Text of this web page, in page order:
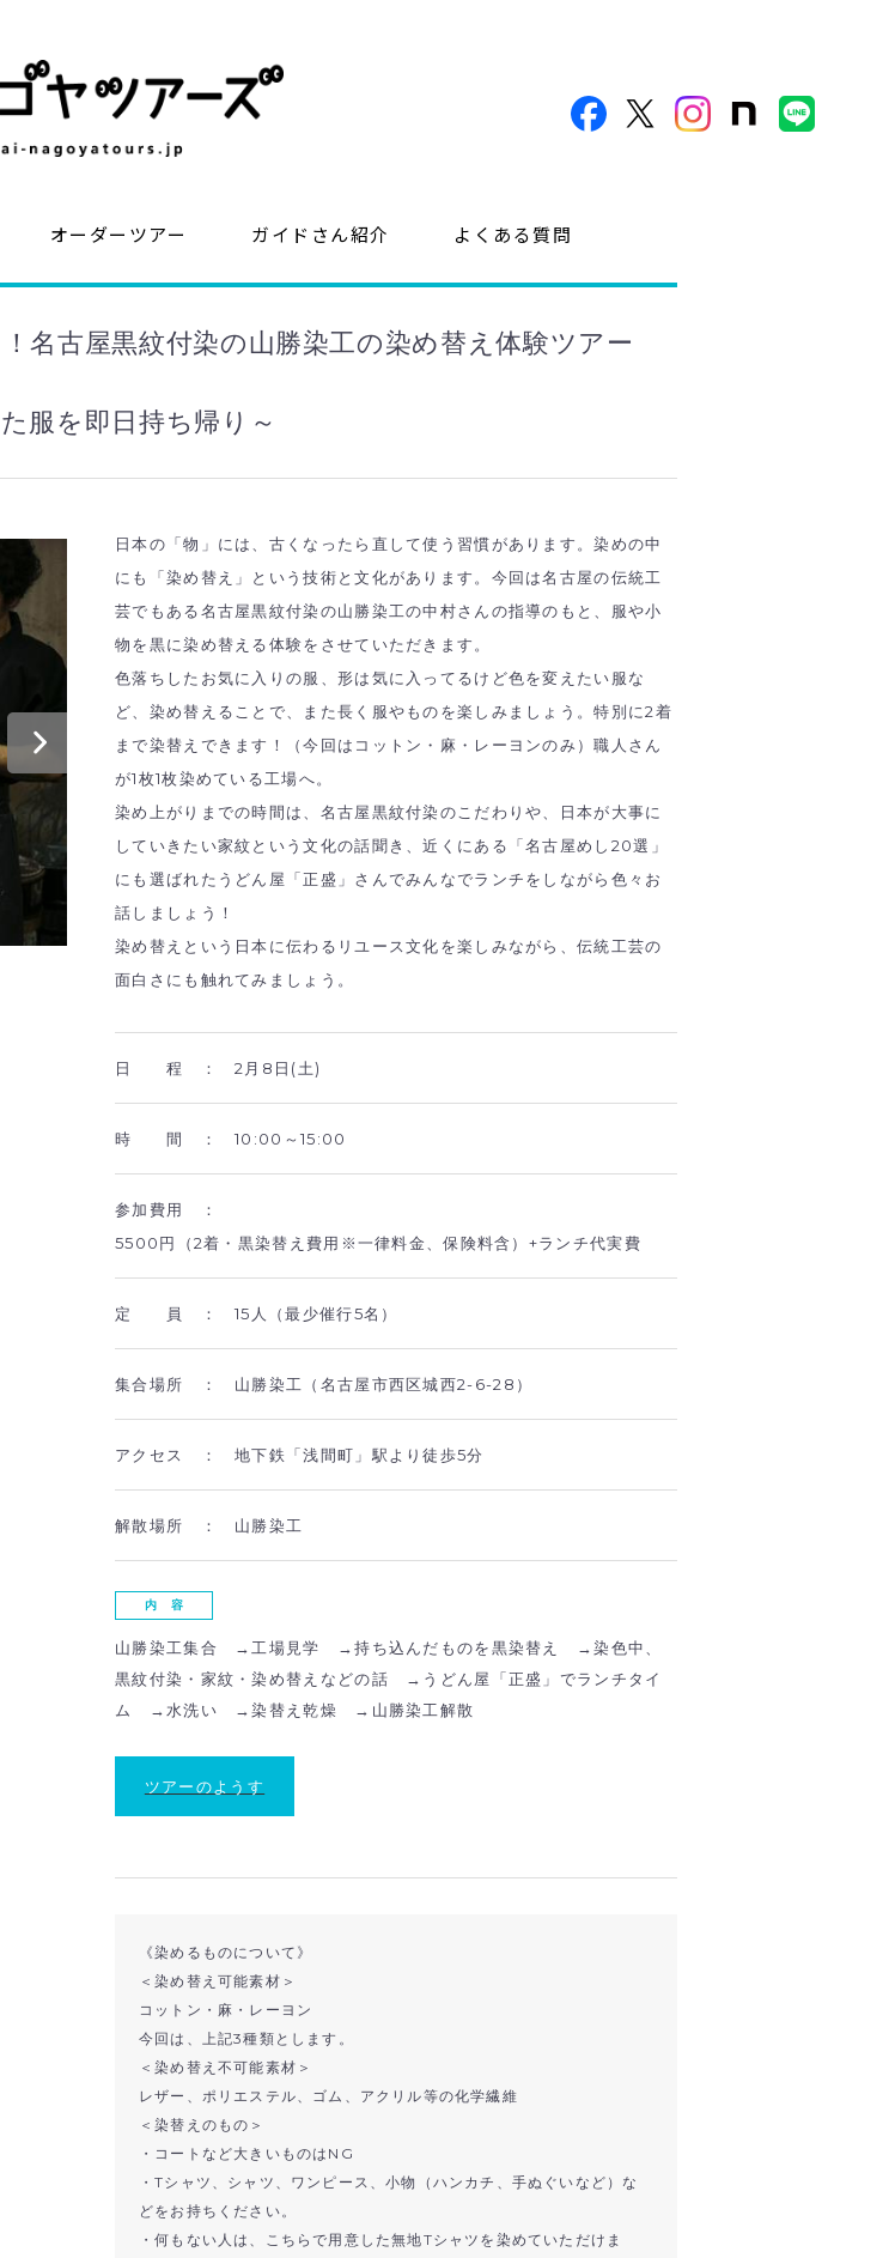
オーダーツアー ガイドさん紹介 よくある質問
名古屋黒紋付染の山勝染工の染め替え体験ツアー
服を即日持ち帰り～
日本の「物」には、古くなったら直して使う習慣があります。染めの中
にも「染め替え」という技術と文化があります。今回は名古屋の伝統工
芸でもある名古屋黒紋付染の山勝染工の中村さんの指導のもと、服や小
物を黒に染め替える体験をさせていただきます。
色落ちしたお気に入りの服、形は気に入ってるけど色を変えたい服な
ど、染め替えることで、また長く服やものを楽しみましょう。特別に2着
まで染替えできます！（今回はコットン・麻・レーヨンのみ）職人さん
が1枚1枚染めている工場へ。
染め上がりまでの時間は、名古屋黒紋付染のこだわりや、日本が大事に
していきたい家紋という文化の話聞き、近くにある「名古屋めし20選」
にも選ばれたうどん屋「正盛」さんでみんなでランチをしながら色々お
話しましょう！
染め替えという日本に伝わるリユース文化を楽しみながら、伝統工芸の
面白さにも触れてみましょう。
日 程 ：2月8日(土)
時 間 ：10:00～15:00
参加費用 ：
5500円（2着・黒染替え費用※一律料金、保険料含）+ランチ代実費
定 員 ：15人（最少催行5名）
集合場所 ： 山勝染工（名古屋市西区城西2-6-28）
アクセス ：地下鉄「浅間町」駅より徒歩5分
解散場所 ： 山勝染工
内 容
山勝染工集合 →工場見学 →持ち込んだものを黒染替え →染色中、
黒紋付染・家紋・染め替えなどの話 →うどん屋「正盛」でランチタイ
ム →水洗い →染替え乾燥 →山勝染工解散
ツアーのようす
《染めるものについて》
＜染め替え可能素材＞
コットン・麻・レーヨン
今回は、上記3種類とします。
＜染め替え不可能素材＞
レザー、ポリエステル、ゴム、アクリル等の化学繊維
＜染替えのもの＞
・コートなど大きいものはNG
・Tシャツ、シャツ、ワンピース、小物（ハンカチ、手ぬぐいなど）な
どをお持ちください。
・何もない人は、こちらで用意した無地Tシャツを染めていただけま